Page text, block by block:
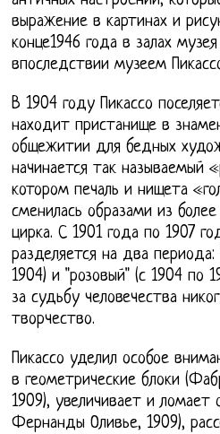
выражение в картинах и
конце1946 года в залах
впоследствии музеем
В 1904 году Пикассо
находит пристанище в
общежитии для бедных
начинается так называемый
котором печаль и нищета
сменилась образами из
цирка. С 1901 года по 1907
разделяется на два периода:
1904) и "розовый" (с 1904 по
за судьбу человечества
творчество.
Пикассо уделил особое
в геометрические блоки
1909), увеличивает и
Фернанды Оливье, 1909),